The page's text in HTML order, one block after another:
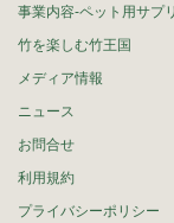
事業内容-ペット用サプ
竹を楽しむ竹王国
メディア情報
ニュース
お問合せ
利用規約
プライバシーポリシー